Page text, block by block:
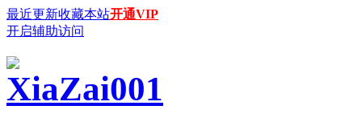
最近更新收藏本站开通VIP
开启辅助访问